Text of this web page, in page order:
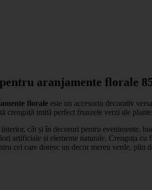
aranjamente florale
florale este un accesoriu decorativ
crenguță imită perfect frunzele verzi ale
cât și în decoruri pentru evenimente,
artificiale și elemente naturale. Crenguța
cei care doresc un decor mereu verde,